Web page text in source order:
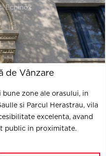
de Vânzare
zone ale orasului, in
si Parcul Herastrau, vila
excelenta, avand
public in proximitate.